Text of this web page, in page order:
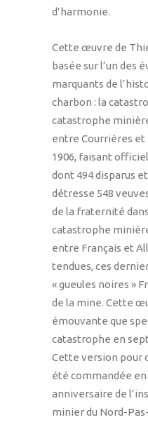
d’harmonie.
Cette œuvre de
basée sur l’un des
marquants de
charbon : la
catastrophe
entre Courrières et
1906, faisant
dont 494 disparus
détresse 548
de la fraternité
catastrophe
entre Français et
tendues, ces
« gueules noires »
de la mine. Cette
émouvante que
catastrophe en
Cette version pour
été commandée en
anniversaire de
minier du Nord-